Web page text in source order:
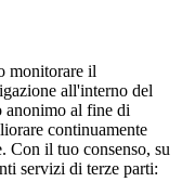
monitorare il
all'interno del
anonimo al fine di
continuamente
Con il tuo consenso, su
servizi di terze parti: